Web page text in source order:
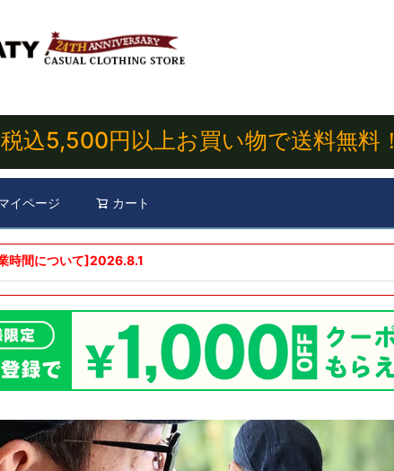
税込5,500円以上お買い物で送料無料！
イページ カート
時間について]2026.8.1